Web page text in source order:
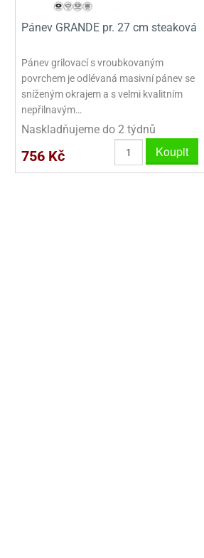
- VÁNOCE
- VELIKONOCE
- ZVÍŘATA
- ROSTLINY
- DOPRAVA
- OSTATNÍ
Pánev GRANDE pr. 27 cm steaková
Pánev grilovací s vroubkovaným
povrchem je odlévaná masivní pánev se
sníženým okrajem a s velmi kvalitním
nepřilnavým…
Naskladňujeme do 2 týdnů
756 Kč Koupit